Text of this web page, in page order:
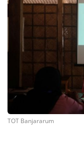
TOT Banjararum